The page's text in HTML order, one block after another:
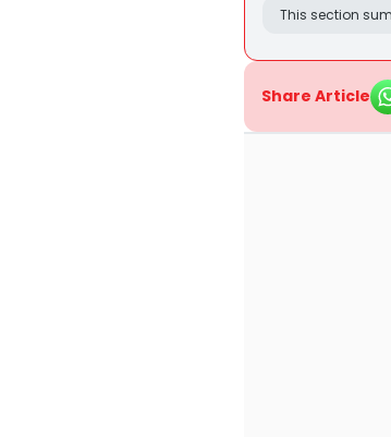
This section
Share Article